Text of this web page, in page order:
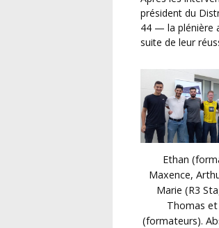
président du
44 — la plénière
suite de leur
Ethan
Maxence,
Marie (R3
Thomas
(formateurs).